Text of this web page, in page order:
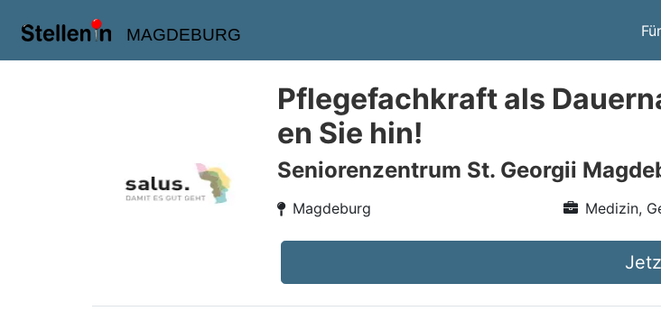
MAGDEBURG
Pflegefachkraft als
en Sie hin!
Seniorenzentrum St. Georgii
Magdeburg Medizin,